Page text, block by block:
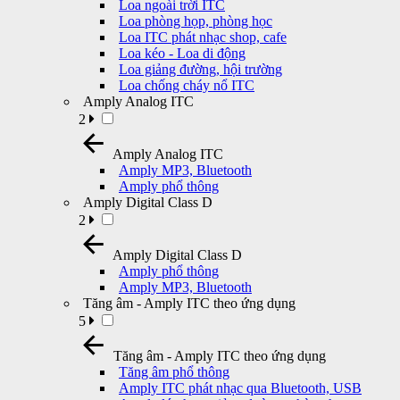
Loa ngoài trời ITC
Loa phòng họp, phòng học
Loa ITC phát nhạc shop, cafe
Loa kéo - Loa di động
Loa giảng đường, hội trường
Loa chống cháy nổ ITC
Amply Analog ITC
2
Amply Analog ITC
Amply MP3, Bluetooth
Amply phổ thông
Amply Digital Class D
2
Amply Digital Class D
Amply phổ thông
Amply MP3, Bluetooth
Tăng âm - Amply ITC theo ứng dụng
5
Tăng âm - Amply ITC theo ứng dụng
Tăng âm phổ thông
Amply ITC phát nhạc qua Bluetooth, USB